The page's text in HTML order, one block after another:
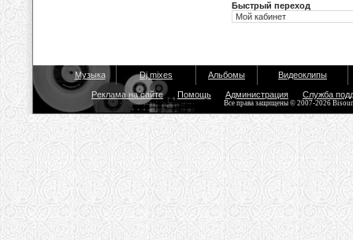
Быстрый переход
Музыка Dj mixes Альбомы Видеоклипы
Реклама на сайте Помощь Администрация Служба
Все права защищены © 2007-2026